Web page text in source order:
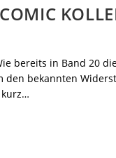
bereits in Band 20
den bekannten
kurz…